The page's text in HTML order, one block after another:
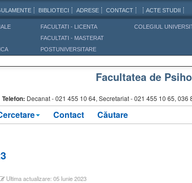
BIBLIOTECI ADRESE CONTACT ACTE STUDII
FACULTATI - LICENTA
FACULTATI - MASTERAT
POSTUNIVERSITARE
COLEGIUL
Facultatea de
Telefon: Decanat -021 455 10 64, Secretariat - 021 455 10 65,
Contact Căutare
Ultima actualizare: 05 Iunie 2023